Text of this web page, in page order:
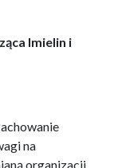
Imielin i
na
organizacji